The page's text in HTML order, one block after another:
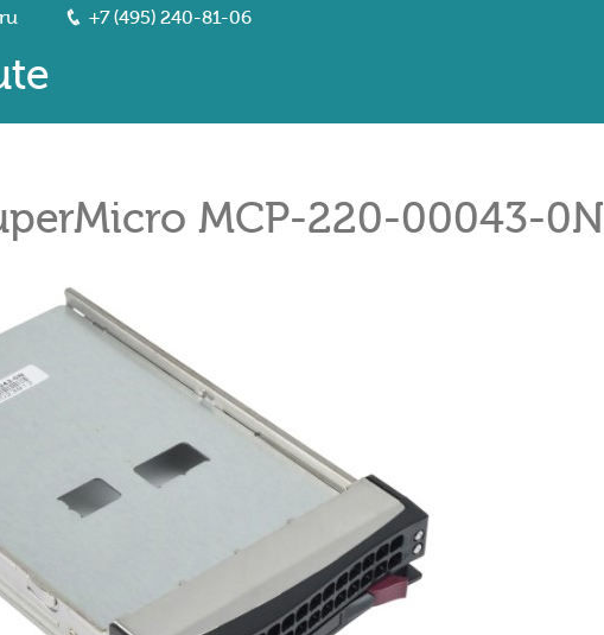
+7 (495) 240-81-06
MCP-220-00043-0N